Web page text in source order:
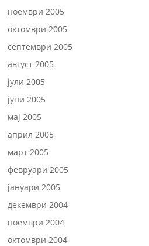
ноември 2005
октомври 2005
септември 2005
август 2005
јули 2005
јуни 2005
мај 2005
април 2005
март 2005
февруари 2005
јануари 2005
декември 2004
ноември 2004
октомври 2004